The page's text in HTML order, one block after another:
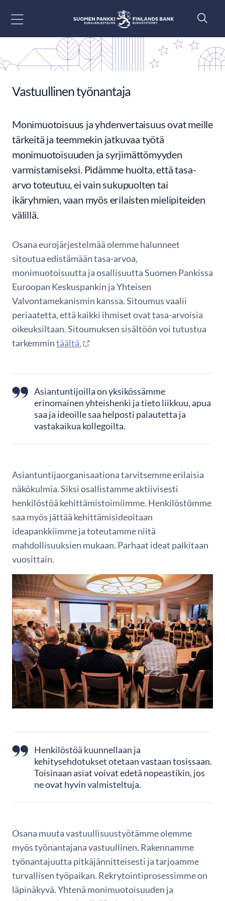
Vastuullinen työnantaja
Monimuotoisuus ja yhdenvertaisuus ovat meille
tärkeitä ja teemmekin jatkuvaa työtä
monimuotoisuuden ja syrjimättömyyden
varmistamiseksi. Pidämme huolta, että tasa-
arvo toteutuu, ei vain sukupuolten tai
ikäryhmien, vaan myös erilaisten mielipiteiden
välillä.
Osana eurojärjestelmää olemme halunneet
sitoutua edistämään tasa-arvoa,
monimuotoisuutta ja osallisuutta Suomen Pankissa
Euroopan Keskuspankin ja Yhteisen
Valvontamekanismin kanssa. Sitoumus vaalii
periaatetta, että kaikki ihmiset ovat tasa-arvoisia
oikeuksiltaan. Sitoumuksen sisältöön voi tutustua
tarkemmintäältä.
Asiantuntijoilla on yksikössämme
erinomainen yhteishenki ja tieto liikkuu, apua
saa ja ideoille saa helposti palautetta ja
vastakaikua kollegoilta.
Asiantuntijaorganisaationa tarvitsemme erilaisia
näkökulmia. Siksi osallistamme aktiivisesti
henkilöstöä kehittämistoimiimme. Henkilöstömme
saa myös jättää kehittämisideoitaan
ideapankkiimme ja toteutamme niitä
mahdollisuuksien mukaan. Parhaat ideat palkitaan
vuosittain.
Henkilöstöä kuunnellaan ja
kehitysehdotukset otetaan vastaan tosissaan.
Toisinaan asiat voivat edetä nopeastikin, jos
ne ovat hyvin valmisteltuja.
Osana muuta vastuullisuustyötämme olemme
myös työnantajana vastuullinen. Rakennamme
työnantajuutta pitkäjännitteisesti ja tarjoamme
turvallisen työpaikan. Rekrytointiprosessimme on
läpinäkyvä. Yhtenä monimuotoisuuden ja